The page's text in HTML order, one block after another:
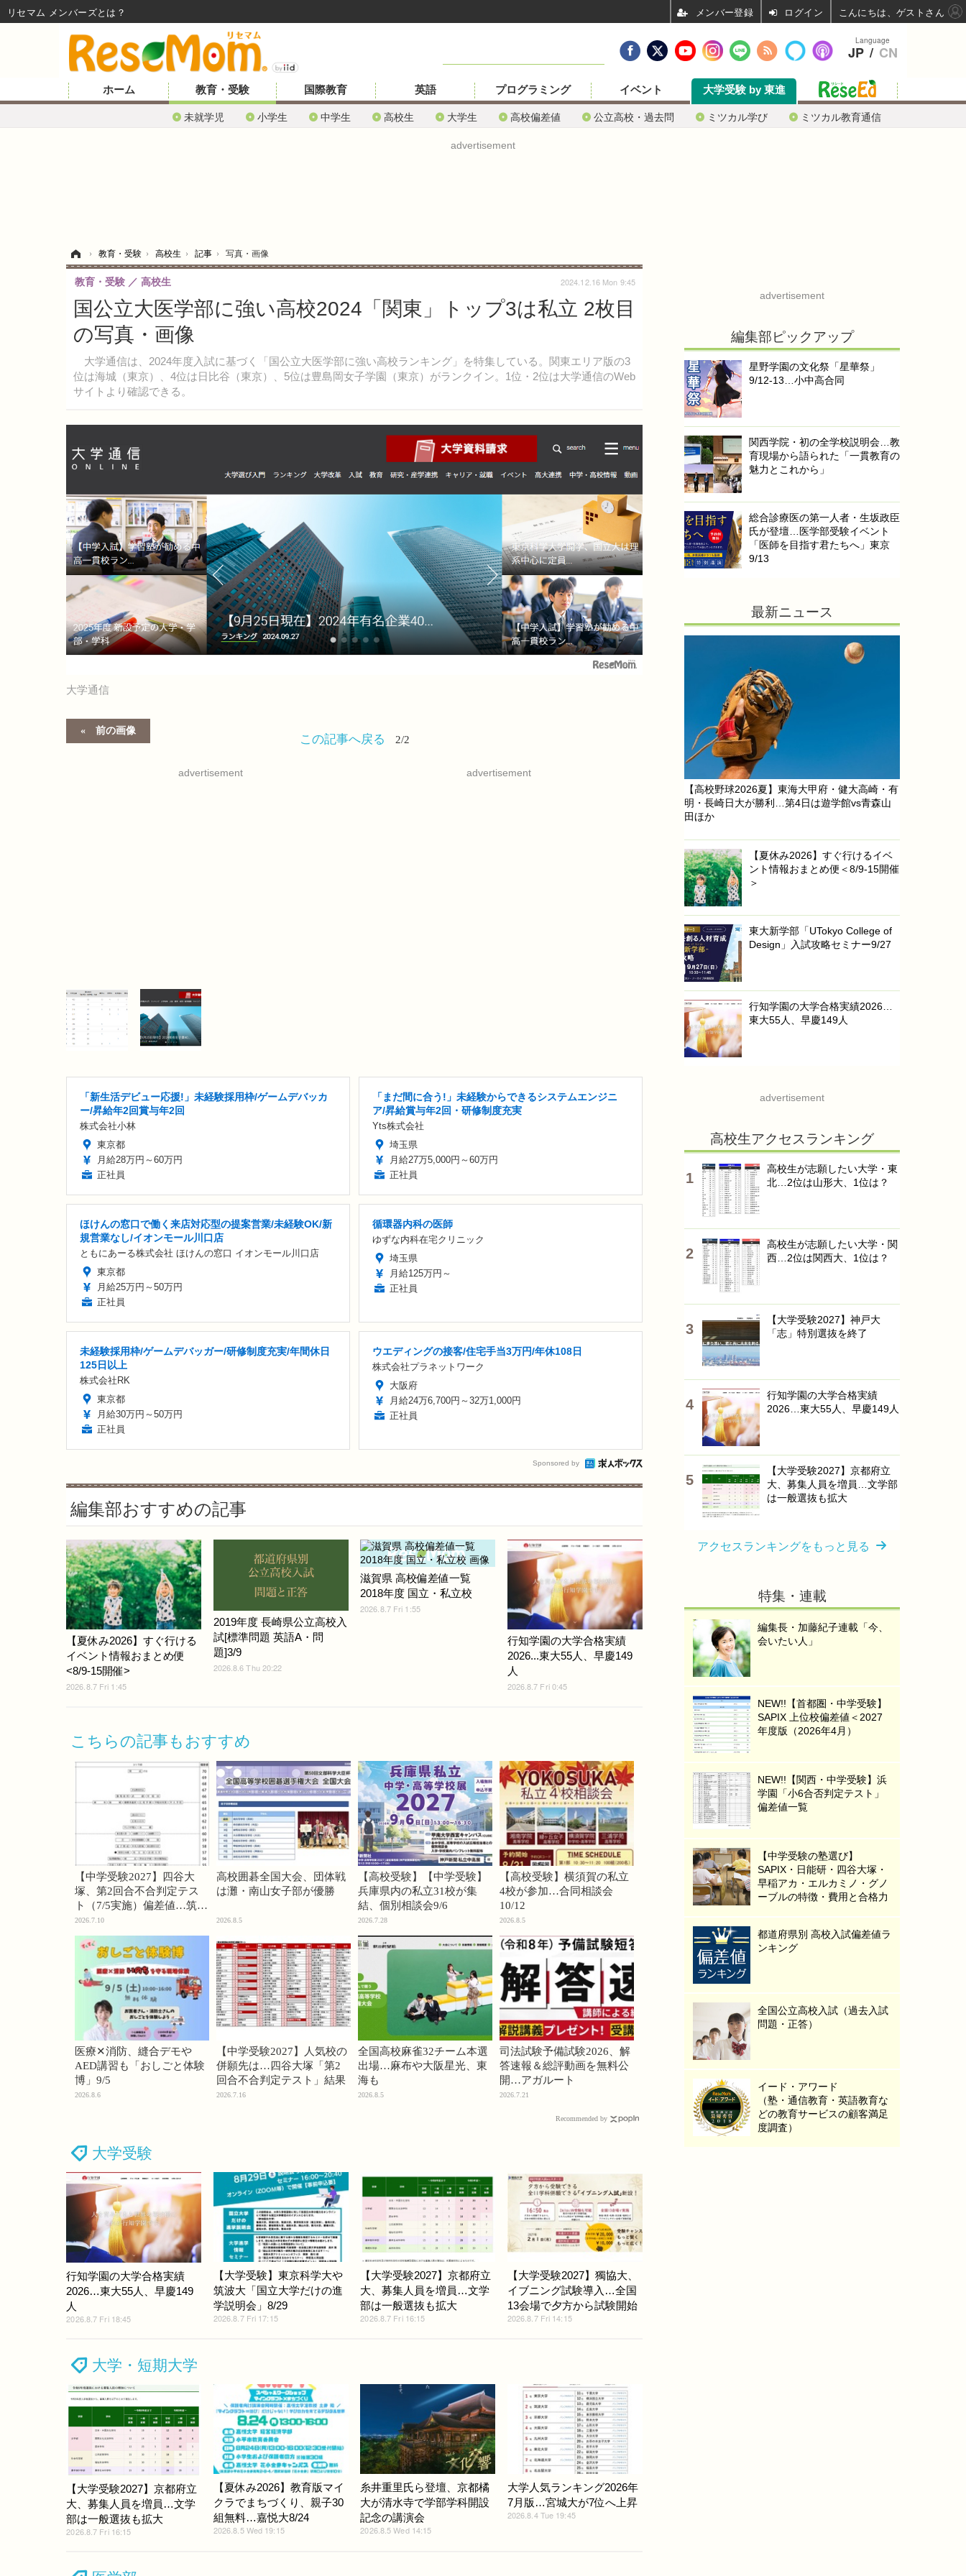
ホーム 教育・受験
未就学児 小学生 中学生 高校生 大学生 高校偏差値 公立高校・過去問 ミツカル学び ミツカル教育通信
国際教育 英語 プログラミング イベント 大学受験 by 東進
advertisement
› 教育・受験 › 高校生 › 記事 › 写真・画像
国公立大医学部に強い高校2024「関東」トップ3は私立 2枚目
の写真・画像
大学通信は、2024年度入試に基づく「国公立大医学部に強い高校ランキング」を特集している。関東エリア版の3
位は海城（東京）、4位は日比谷（東京）、5位は豊島岡女子学園（東京）がランクイン。1位・2位は大学通信のWeb
サイトより確認できる。
教育・受験 高校生 2024.12.16 Mon 9:45
大学通信
前の画像
この記事へ戻る 2/2
advertisement advertisement
「新生活デビュー応援!」未経験採用枠/ゲームデバッカ
ー/昇給年2回賞与年2回
株式会社小林
東京都
月給28万円～60万円
正社員
「まだ間に合う!」未経験からできるシステムエンジニ
ア/昇給賞与年2回・研修制度充実
Yts株式会社
埼玉県
月給27万5,000円～60万円
正社員
ほけんの窓口で働く来店対応型の提案営業/未経験OK/新
規営業なし/イオンモール川口店
ともにあーる株式会社 ほけんの窓口 イオンモール川口店
東京都
月給25万円～50万円
正社員
循環器内科の医師
ゆずな内科在宅クリニック
埼玉県
月給125万円～
正社員
未経験採用枠/ゲームデバッガー/研修制度充実/年間休日
125日以上
株式会社RK
東京都
月給30万円～50万円
正社員
ウエディングの接客/住宅手当3万円/年休108日
株式会社プラネットワーク
大阪府
月給24万6,700円～32万1,000円
正社員
Sponsored by
編集部おすすめの記事
【夏休み2026】すぐ行ける
イベント情報おまとめ便
<8/9-15開催>
2026.8.7 Fri 1:45
2019年度 長崎県公立高校入
試[標準問題 英語A・問
題]3/9
2026.8.6 Thu 20:22
滋賀県 高校偏差値一覧
2018年度 国立・私立校
2026.8.7 Fri 1:55
行知学園の大学合格実績
2026...東大55人、早慶149
人
2026.8.7 Fri 0:45
こちらの記事もおすすめ
【中学受験2027】四谷大
塚、第2回合不合判定テス
ト（7/5実施）偏差値…筑駒
74・桜蔭70＜PR＞
2026.7.10
高校囲碁全国大会、団体戦
は灘・南山女子部が優勝
2026.8.5
【高校受験】【中学受験】
兵庫県内の私立31校が集
結、個別相談会9/6
2026.7.28
【高校受験】横須賀の私立
4校が参加…合同相談会
10/12
2026.8.5
医療✕消防、縫合デモや
AED講習も「おしごと体験
博」9/5
2026.8.6
【中学受験2027】人気校の
併願先は…四谷大塚「第2
回合不合判定テスト」結果
2026.7.16
全国高校麻雀32チーム本選
出場…麻布や大阪星光、東
海も
2026.8.5
司法試験予備試験2026、解
答速報＆総評動画を無料公
開…アガルート
2026.7.21
Recommended by
大学受験
行知学園の大学合格実績
2026…東大55人、早慶149
人
2026.8.7 Fri 18:45
【大学受験】東京科学大や
筑波大「国立大学だけの進
学説明会」8/29
2026.8.7 Fri 17:15
【大学受験2027】京都府立
大、募集人員を増員…文学
部は一般選抜も拡大
2026.8.7 Fri 16:15
【大学受験2027】獨協大、
イブニング試験導入…全国
13会場で夕方から試験開始
2026.8.7 Fri 14:15
大学・短期大学
【大学受験2027】京都府立
大、募集人員を増員…文学
部は一般選抜も拡大
2026.8.7 Fri 16:15
【夏休み2026】教育版マイ
クラでまちづくり、親子30
組無料…嘉悦大8/24
2026.8.5 Wed 19:15
糸井重里氏ら登壇、京都橘
大が清水寺で学部学科開設
記念の講演会
2026.8.5 Wed 14:15
大学人気ランキング2026年
7月版…宮城大が7位へ上昇
2026.8.4 Tue 19:45
advertisement
編集部ピックアップ
星野学園の文化祭「星華祭」
9/12-13…小中高合同
関西学院・初の全学校説明会…教
育現場から語られた「一貫教育の
魅力とこれから」
総合診療医の第一人者・生坂政臣
氏が登壇…医学部受験イベント
「医師を目指す君たちへ」東京
9/13
最新ニュース
【高校野球2026夏】東海大甲府・健大高崎・有
明・長崎日大が勝利…第4日は遊学館vs青森山
田ほか
【夏休み2026】すぐ行けるイベ
ント情報おまとめ便＜8/9-15開催
＞
東大新学部「UTokyo College of
Design」入試攻略セミナー9/27
行知学園の大学合格実績2026…
東大55人、早慶149人
advertisement
高校生アクセスランキング
高校生が志願したい大学・東
北…2位は山形大、1位は？
高校生が志願したい大学・関
西…2位は関西大、1位は？
【大学受験2027】神戸大
「志」特別選抜を終了
行知学園の大学合格実績
2026…東大55人、早慶149人
【大学受験2027】京都府立
大、募集人員を増員…文学部
は一般選抜も拡大
アクセスランキングをもっと見る
特集・連載
編集長・加藤紀子連載「今、
会いたい人」
NEW!!【首都圏・中学受験】
SAPIX 上位校偏差値＜2027
年度版（2026年4月）
NEW!!【関西・中学受験】浜
学園「小6合否判定テスト」
偏差値一覧
【中学受験の塾選び】
SAPIX・日能研・四谷大塚・
早稲アカ・エルカミノ・グノ
ーブルの特徴・費用と合格力
都道府県別 高校入試偏差値ラ
ンキング
全国公立高校入試（過去入試
問題・正答）
イード・アワード
（塾・通信教育・英語教育な
どの教育サービスの顧客満足
度調査）
Language
JP / CN
リセマム メンバーズ ログイン こんにちは、ゲストさん